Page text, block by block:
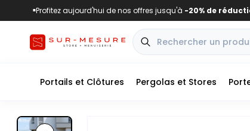
■Profitez aujourd'hui de nos offres jusqu'à -20% de
Portails et Clôtures Pergolas et Stores